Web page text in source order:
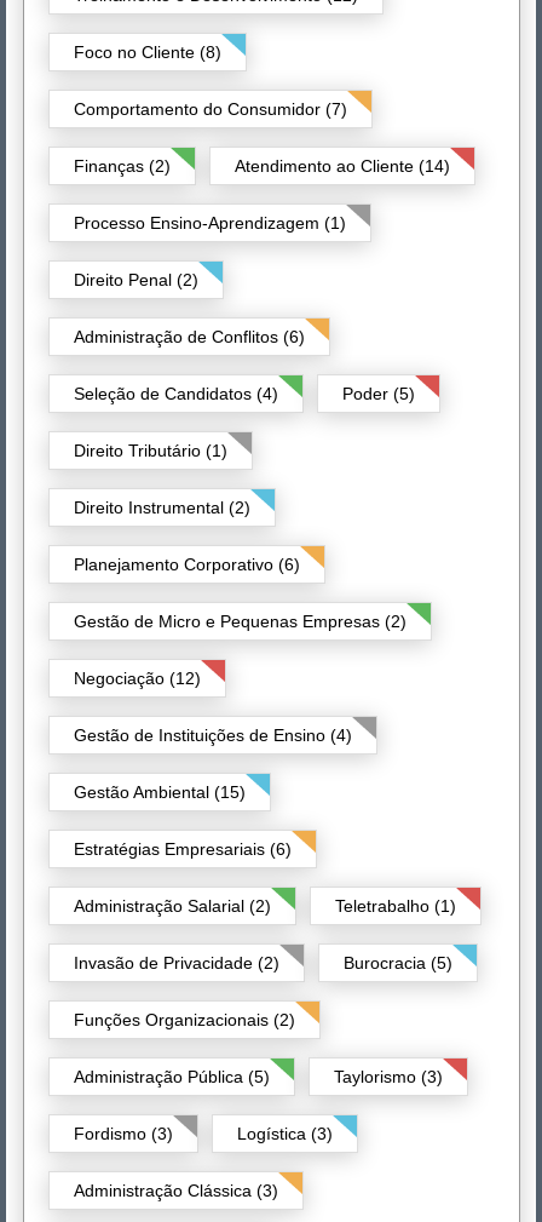
Foco no Cliente (8)
Comportamento do Consumidor (7)
Finanças (2) Atendimento ao Cliente (14)
Processo Ensino-Aprendizagem (1)
Direito Penal (2)
Administração de Conflitos (6)
Seleção de Candidatos (4) Poder (5)
Direito Tributário (1)
Direito Instrumental (2)
Planejamento Corporativo (6)
Gestão de Micro e Pequenas Empresas (2)
Negociação (12)
Gestão de Instituições de Ensino (4)
Gestão Ambiental (15)
Estratégias Empresariais (6)
Administração Salarial (2) Teletrabalho (1)
Invasão de Privacidade (2) Burocracia (5)
Funções Organizacionais (2)
Administração Pública (5) Taylorismo (3)
Fordismo (3) Logística (3)
Administração Clássica (3)